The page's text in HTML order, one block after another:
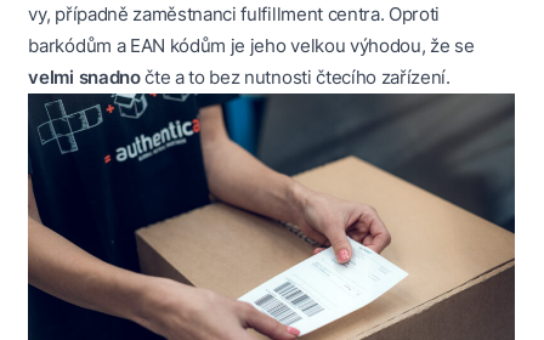
vy, případně zaměstnanci fulfillment centra. Oproti
barkódům a EAN kódům je jeho velkou výhodou, že se
velmi snadnočte a to bez nutnosti čtecího zařízení.